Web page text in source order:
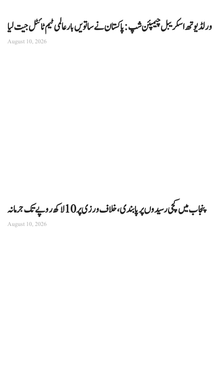
ورلڈ یوتھ اسکریبل چیمپئن شپ: پاکستان نے ساتویں بار عالمی ٹیم ٹائٹل جیت لیا
August 10, 2026
پنجاب میں کچی رسیدوں پر پابندی، خلاف ورزی پر 10 لاکھ روپے تک جرمانہ
August 10, 2026